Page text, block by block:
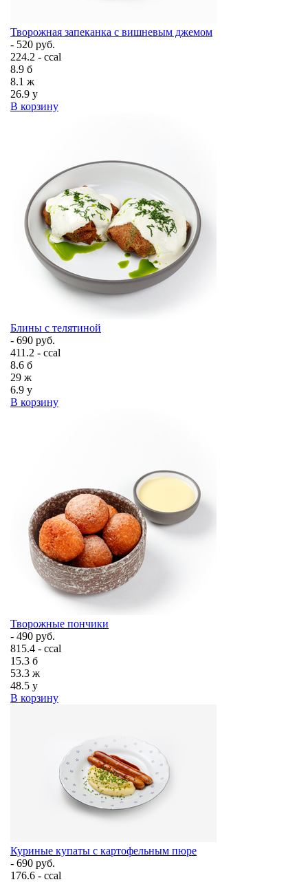
Творожная запеканка с вишневым джемом
- 520 руб.
224.2 - ccal
8.9 б
8.1 ж
26.9 у
В корзину
Блины с телятиной
- 690 руб.
411.2 - ccal
8.6 б
29 ж
6.9 у
В корзину
Творожные пончики
- 490 руб.
815.4 - ccal
15.3 б
53.3 ж
48.5 у
В корзину
Куриные купаты с картофельным пюре
- 690 руб.
176.6 - ccal